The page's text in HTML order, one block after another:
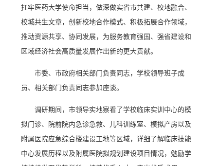
扛牢医药大学使命担当，做深做实省市共建、校地融合、
校城共生文章，创新校地合作模式、积极拓展合作领域，
推动资源共享、协同发展，为服务教育强国、强省建设和
区域经济社会高质量发展作出新的更大贡献。
市委、市政府相关部门负责同志，学校领导班子成
员、相关部门负责同志参加座谈。
调研期间，市领导实地察看了学校临床实训中心的模
拟门诊、院前院内急诊急救、儿科训练室、模拟产房以及
附属医院应急综合楼建设工地等区域，详细了解临床技能
中心发展历程以及附属医院拟规划建设项目情况，勉励学